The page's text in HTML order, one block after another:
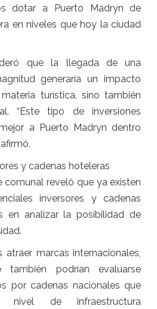
dotar a Puerto Madryn de
en niveles que hoy la ciudad
que la llegada de una
generaría un impacto
turística, sino también
“Este tipo de inversiones
a Puerto Madryn dentro
y cadenas hoteleras
comunal reveló que ya existen
inversores y cadenas
en analizar la posibilidad de
marcas internacionales,
también podrían evaluarse
por cadenas nacionales que
de infraestructura